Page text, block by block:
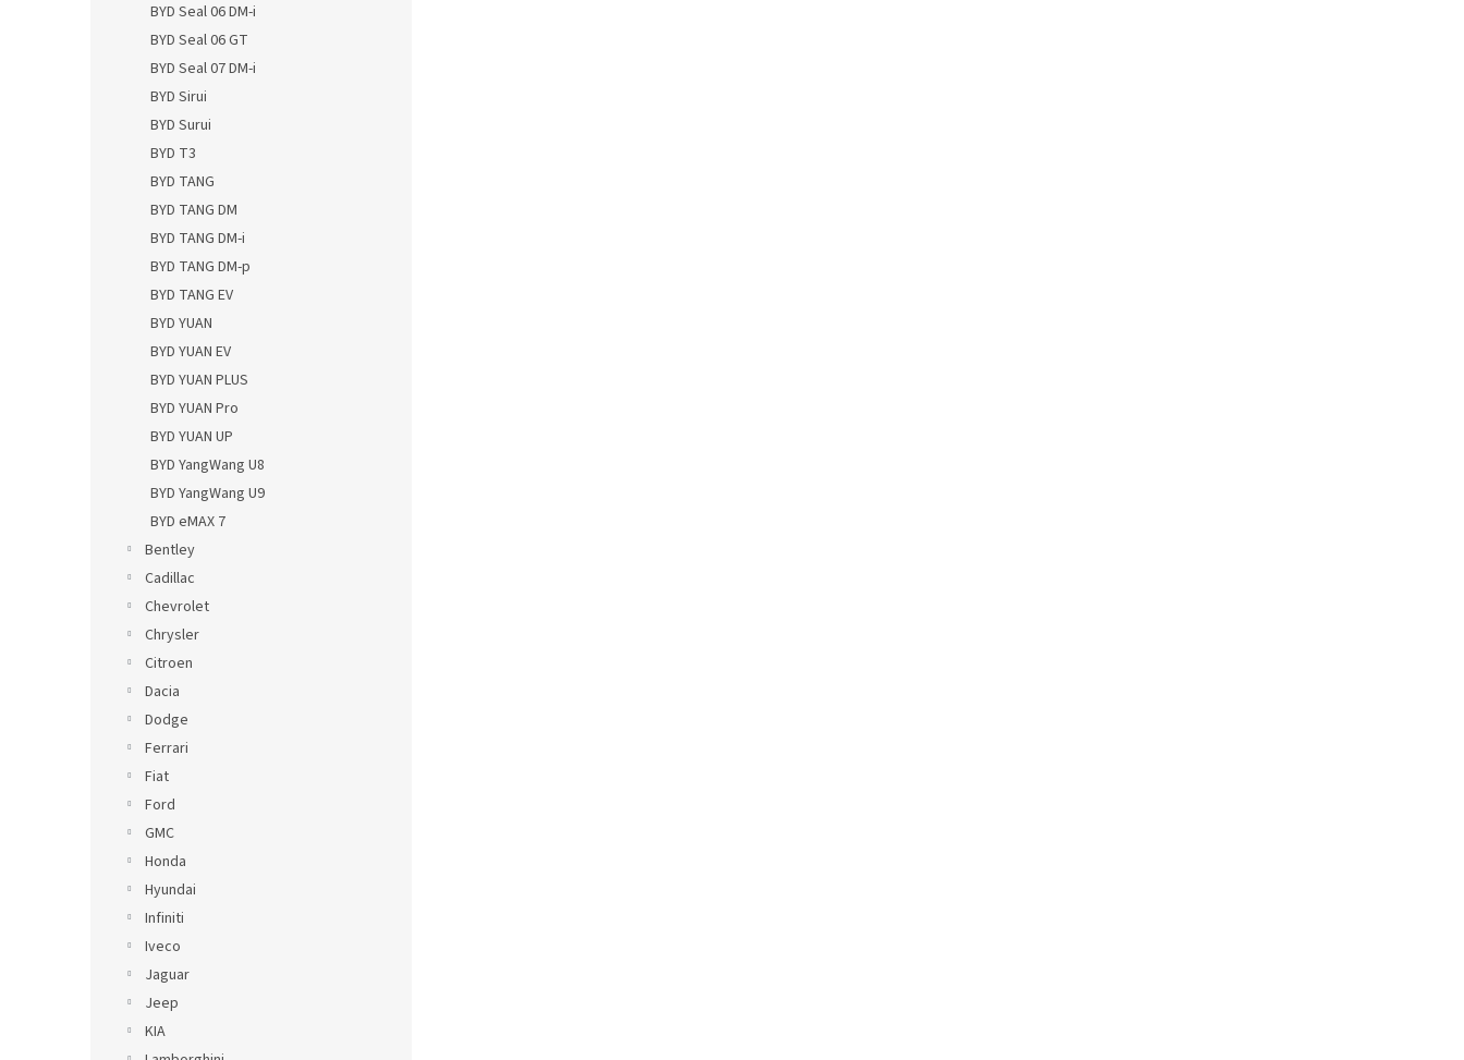
BYD Seal 06 DM-i
BYD Seal 06 GT
BYD Seal 07 DM-i
BYD Sirui
BYD Surui
BYD T3
BYD TANG
BYD TANG DM
BYD TANG DM-i
BYD TANG DM-p
BYD TANG EV
BYD YUAN
BYD YUAN EV
BYD YUAN PLUS
BYD YUAN Pro
BYD YUAN UP
BYD YangWang U8
BYD YangWang U9
BYD eMAX 7
Bentley
Cadillac
Chevrolet
Chrysler
Citroen
Dacia
Dodge
Ferrari
Fiat
Ford
GMC
Honda
Hyundai
Infiniti
Iveco
Jaguar
Jeep
KIA